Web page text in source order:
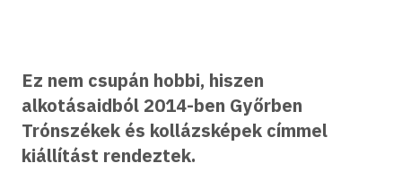
Ez nem csupán hobbi, hiszen
alkotásaidból 2014-ben Győrben
Trónszékek és kollázsképek címmel
kiállítást rendeztek.